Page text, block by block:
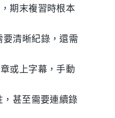
期末複習時根本
要清晰紀錄，還需
或上字幕，手動
，甚至需要連續錄